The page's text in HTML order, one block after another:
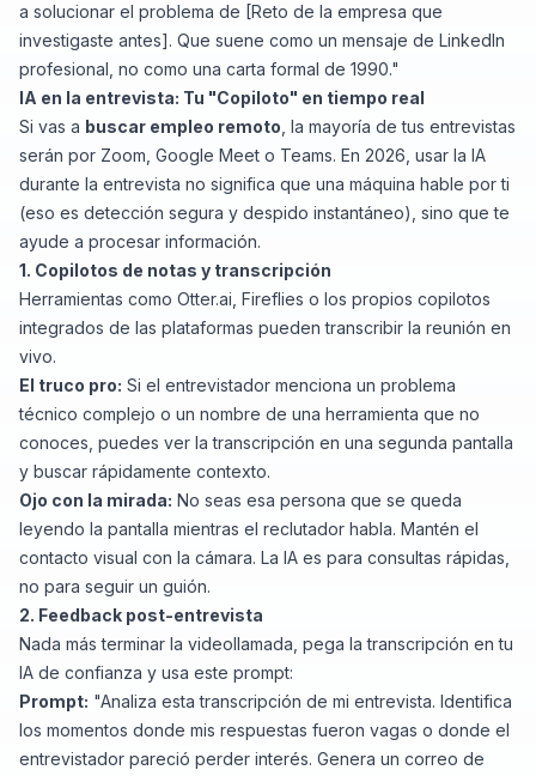
a solucionar el problema de [Reto de la empresa que
investigaste antes]. Que suene como un mensaje de LinkedIn
profesional, no como una carta formal de 1990."
IA en la entrevista: Tu "Copiloto" en tiempo real
Si vas a buscar empleo remoto , la mayoría de tus entrevistas
serán por Zoom, Google Meet o Teams. En 2026, usar la IA
durante la entrevista no significa que una máquina hable por ti
(eso es detección segura y despido instantáneo), sino que te
ayude a procesar información.
1. Copilotos de notas y transcripción
Herramientas como Otter.ai Fireflies o los propios copilotos
integrados de las plataformas pueden transcribir la reunión en
vivo.
El truco pro: Si el entrevistador menciona un problema
técnico complejo o un nombre de una herramienta que no
conoces, puedes ver la transcripción en una segunda pantalla
y buscar rápidamente contexto.
Ojo con la mirada: No seas esa persona que se queda
leyendo la pantalla mientras el reclutador habla. Mantén el
contacto visual con la cámara. La IA es para consultas rápidas,
no para seguir un guión.
2. Feedback post-entrevista
Nada más terminar la videollamada, pega la transcripción en tu
IA de confianza y usa este prompt:
Prompt: "Analiza esta transcripción de mi entrevista. Identifica
los momentos donde mis respuestas fueron vagas o donde el
entrevistador pareció perder interés. Genera un correo de